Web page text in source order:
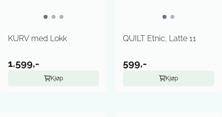
KURV med Lokk
1.599,-
Kjøp
QUILT Etnic, Latte 11
599,-
Kjøp